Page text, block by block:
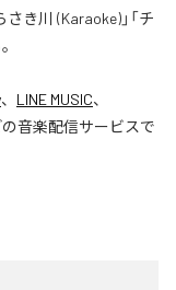
さき川 (Karaoke)」「チ
、 LINE MUSIC、
音楽配信サービスで